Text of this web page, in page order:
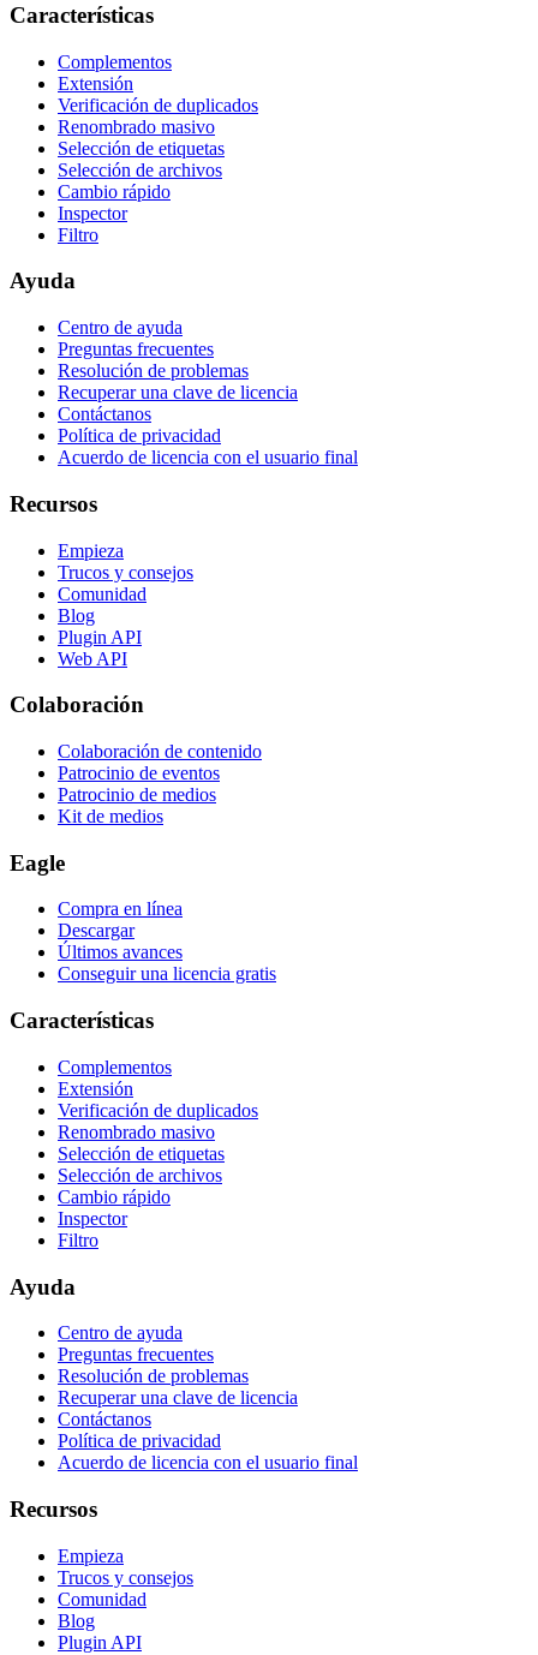
Características
Complementos
Extensión
Verificación de duplicados
Renombrado masivo
Selección de etiquetas
Selección de archivos
Cambio rápido
Inspector
Filtro
Ayuda
Centro de ayuda
Preguntas frecuentes
Resolución de problemas
Recuperar una clave de licencia
Contáctanos
Política de privacidad
Acuerdo de licencia con el usuario final
Recursos
Empieza
Trucos y consejos
Comunidad
Blog
Plugin API
Web API
Colaboración
Colaboración de contenido
Patrocinio de eventos
Patrocinio de medios
Kit de medios
Eagle
Compra en línea
Descargar
Últimos avances
Conseguir una licencia gratis
Características
Complementos
Extensión
Verificación de duplicados
Renombrado masivo
Selección de etiquetas
Selección de archivos
Cambio rápido
Inspector
Filtro
Ayuda
Centro de ayuda
Preguntas frecuentes
Resolución de problemas
Recuperar una clave de licencia
Contáctanos
Política de privacidad
Acuerdo de licencia con el usuario final
Recursos
Empieza
Trucos y consejos
Comunidad
Blog
Plugin API